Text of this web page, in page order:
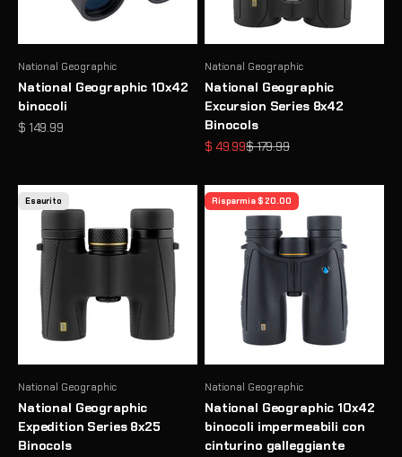
National Geographic
National Geographic 10x42
binocoli
Prezzo scontato
$ 149.99
National Geographic
National Geographic
Excursion Series 8x42
Binocols
Prezzo scontato
$ 49.99Prezzo
$ 179.99
Esaurito
National Geographic
National Geographic
Expedition Series 8x25
Binocols
Risparmia $ 20.00
National Geographic
National Geographic 10x42
binocoli impermeabili con
cinturino galleggiante